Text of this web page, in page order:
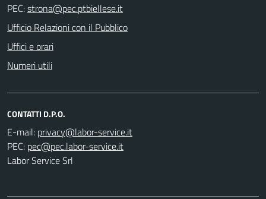
PEC:
Ufficio Relazioni con il Pubblico
Uffici e orari
Numeri utili
CONTATTI D.P.O.
E-mail:
PEC:
Labor Service Srl